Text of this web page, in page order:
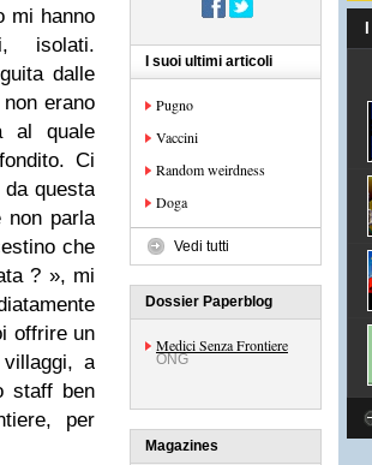
mi hanno
isolati.
dalle
erano
al quale
Ci
questa
non parla
che
? », mi
offrire un
a
staff ben
per
I suoi ultimi articoli
Pugno
Vaccini
Random weirdness
Doga
Vedi tutti
Dossier Paperblog
Medici Senza Frontiere
ONG
Magazines